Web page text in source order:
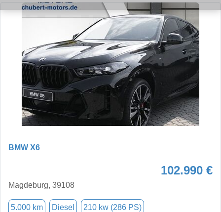
BMW X6
102.990 €
Magdeburg, 39108
5.000 km Diesel 210 kw (286 PS)